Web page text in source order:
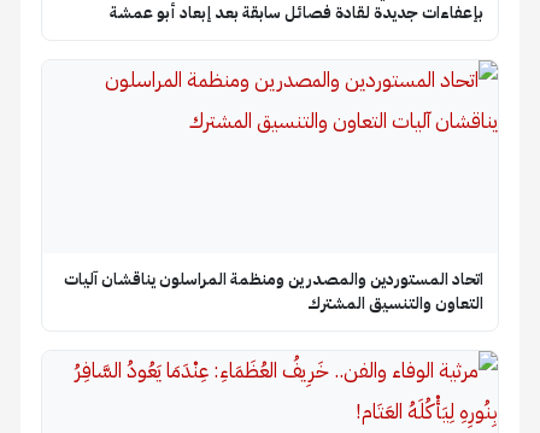
بإعفاءات جديدة لقادة فصائل سابقة بعد إبعاد أبو عمشة
اتحاد المستوردين والمصدرين ومنظمة المراسلون يناقشان آليات
التعاون والتنسيق المشترك